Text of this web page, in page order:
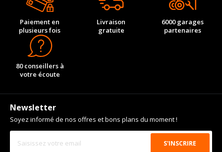
Paiement en
plusieurs fois
Livraison
gratuite
6000 garages
partenaires
80 conseillers à
votre écoute
Newsletter
Soyez informé de nos offres et bons plans du moment !